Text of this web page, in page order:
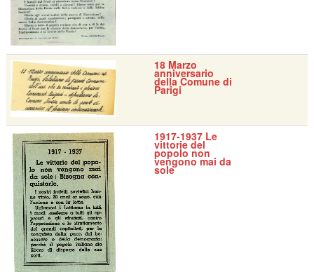
18 Marzo
anniversario
della Comune di
Parigi
1917-1937 Le
vittorie del
popolo non
vengono mai da
sole